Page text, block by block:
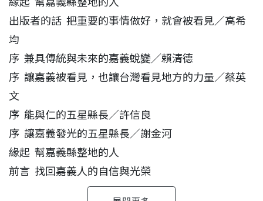
從台積電CoWoS廠進駐、馬稠後與嘉義科學園區的
整體規劃、無人機國家隊設立、華泰名品城Outlet插
旗，到「嘉義優鮮」農產品及高山精品咖啡銷售全世
界……
從村里生活大調查、打造一鄉一特色公園、樂齡假牙
補助、到宅指導外籍看護工、管路安心計畫、精準運
動計畫，到引進NPO理念學校、青年創新創意影展、
成立青創培力站……
出版者的話 把重要的事情做好，就會被看見／高希
均
序 兼具傳統與未來的嘉義蛻變／賴清德
序 讓嘉義被看見，也讓台灣看見地方的力量／蔡英
文
序 能與仁的五星縣長／許信良
序 讓嘉義發光的五星縣長／謝金河
緣起 幫嘉義縣整地的人
前言 找回嘉義人的自信與光榮